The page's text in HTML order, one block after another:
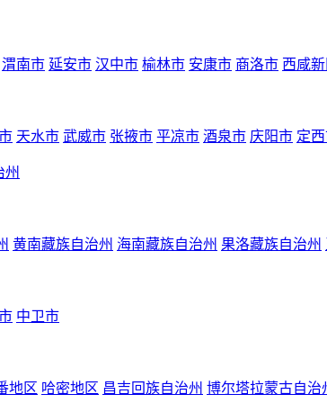
渭南市 延安市 汉中市 榆林市 安康市 商洛市 西咸
天水市 武威市 张掖市 平凉市 酒泉市 庆阳市 定
州
黄南藏族自治州 海南藏族自治州 果洛藏族自治州
中卫市
地区 哈密地区 昌吉回族自治州 博尔塔拉蒙古自治